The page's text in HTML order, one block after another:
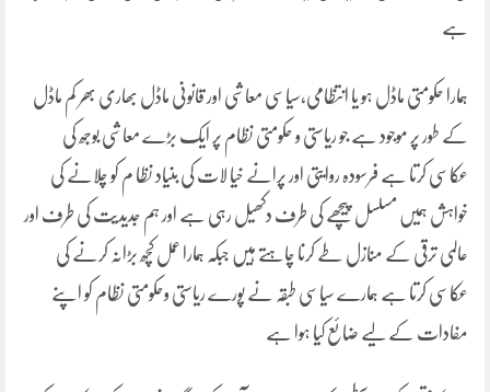
ہے
ہمارا حکومتی ماڈل ہو یا انتظامی،سیاسی معاشی اور قانونی ماڈل بھاری بھر کم ماڈل
کے طور پر موجود ہے جو ریاستی و حکومتی نظام پر ایک بڑے معاشی بوجھ کی
عکاسی کرتا ہے فرسودہ روایتی اور پرانے خیا لات کی بنیاد نظا م کو چلانے کی
خواہش ہمیں مسلسل پیچھے کی طرف دکھیل رہی ہے اور ہم جدیدیت کی طرف اور
عالمی ترقی کے منازل طے کرنا چاہتے ہیں جبکہ ہمارا عمل کچھ بڑانہ کرنے کی
عکاسی کرتا ہے ہمارے سیاسی طبقہ نے پورے ریاستی وحکومتی نظام کو اپنے
مفادات کے لیے ضائع کیا ہوا ہے